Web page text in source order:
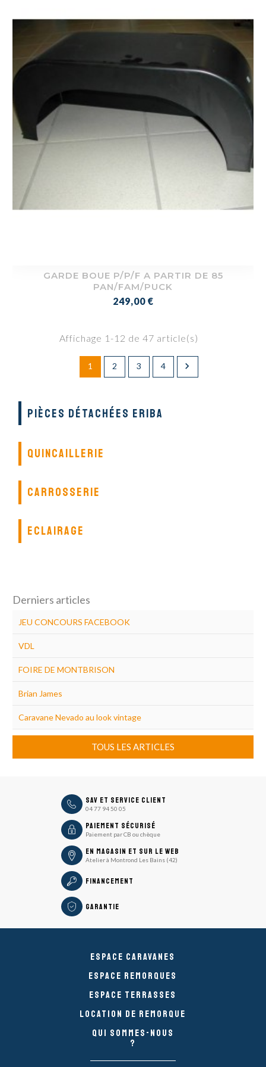
GARDE BOUE P/P/F A PARTIR DE 85
PAN/FAM/PUCK
Prix
249,00 €
Affichage 1-12 de 47 article(s)
1 2 3 4 
PIÈCES DÉTACHÉES ERIBA
QUINCAILLERIE
CARROSSERIE
ECLAIRAGE
Derniers articles
JEU CONCOURS FACEBOOK
VDL
FOIRE DE MONTBRISON
Brian James
Caravane Nevado au look vintage
TOUS LES ARTICLES
icon SAV et Service Client
04 77 94 50 05
icon Paiement sécurisé
Paiement par CB ou chèque
En magasin et sur le Web
Atelier à Montrond Les Bains (42)
Financement
Garantie
Espace caravanes
Espace remorques
Espace Terrasses
Location de remorque
Qui sommes-nous
?